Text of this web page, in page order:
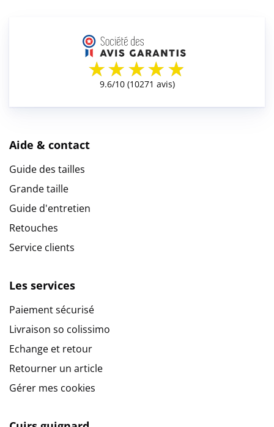
Aide & contact
Guide des tailles
Grande taille
Guide d'entretien
Retouches
Service clients
Les services
Paiement sécurisé
Livraison so colissimo
Echange et retour
Retourner un article
Gérer mes cookies